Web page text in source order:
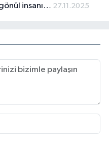
insanı… 27.11.2025